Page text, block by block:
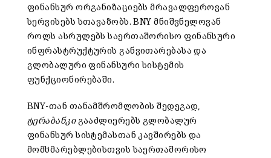
ფინანსურ ორგანიზაციებს მრავალფეროვან
სერვისებს სთავაზობს. BNY მნიშვნელოვან
როლს ასრულებს საერთაშორისო ფინანსური
ინფრასტრუქტურის განვითარებასა და
გლობალური ფინანსური სისტემის
ფუნქციონირებაში.
BNY-თან თანამშრომლობის შედეგად,
ტერაბანკიგააძლიერებს გლობალურ
ფინანსურ სისტემასთან კავშირებს და
მომხმარებლებისთვის საერთაშორისო